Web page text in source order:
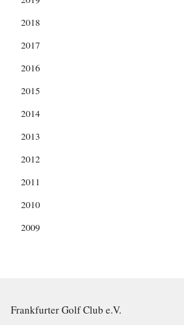
2018
2017
2016
2015
2014
2013
2012
2011
2010
2009
Frankfurter Golf Club e.V.